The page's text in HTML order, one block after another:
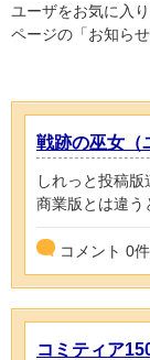
ユーザをお気に入
ページの「お知ら
戦跡の巫女（
しれっと投稿版
商業版とは違う
コメント 0件
コミティア